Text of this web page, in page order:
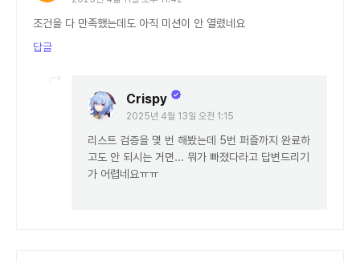
조건을 다 만족했는데도 아직 미션이 안 열렸네요
답글
Crispy
2025년 4월 13일 오전 1:15
리스트 검증을 몇 번 해봤는데 5번 퍼즐까지 완료하
고도 안 되시는 거면... 뭐가 빠졌다라고 답변드리기
가 어렵네요ㅠㅠ